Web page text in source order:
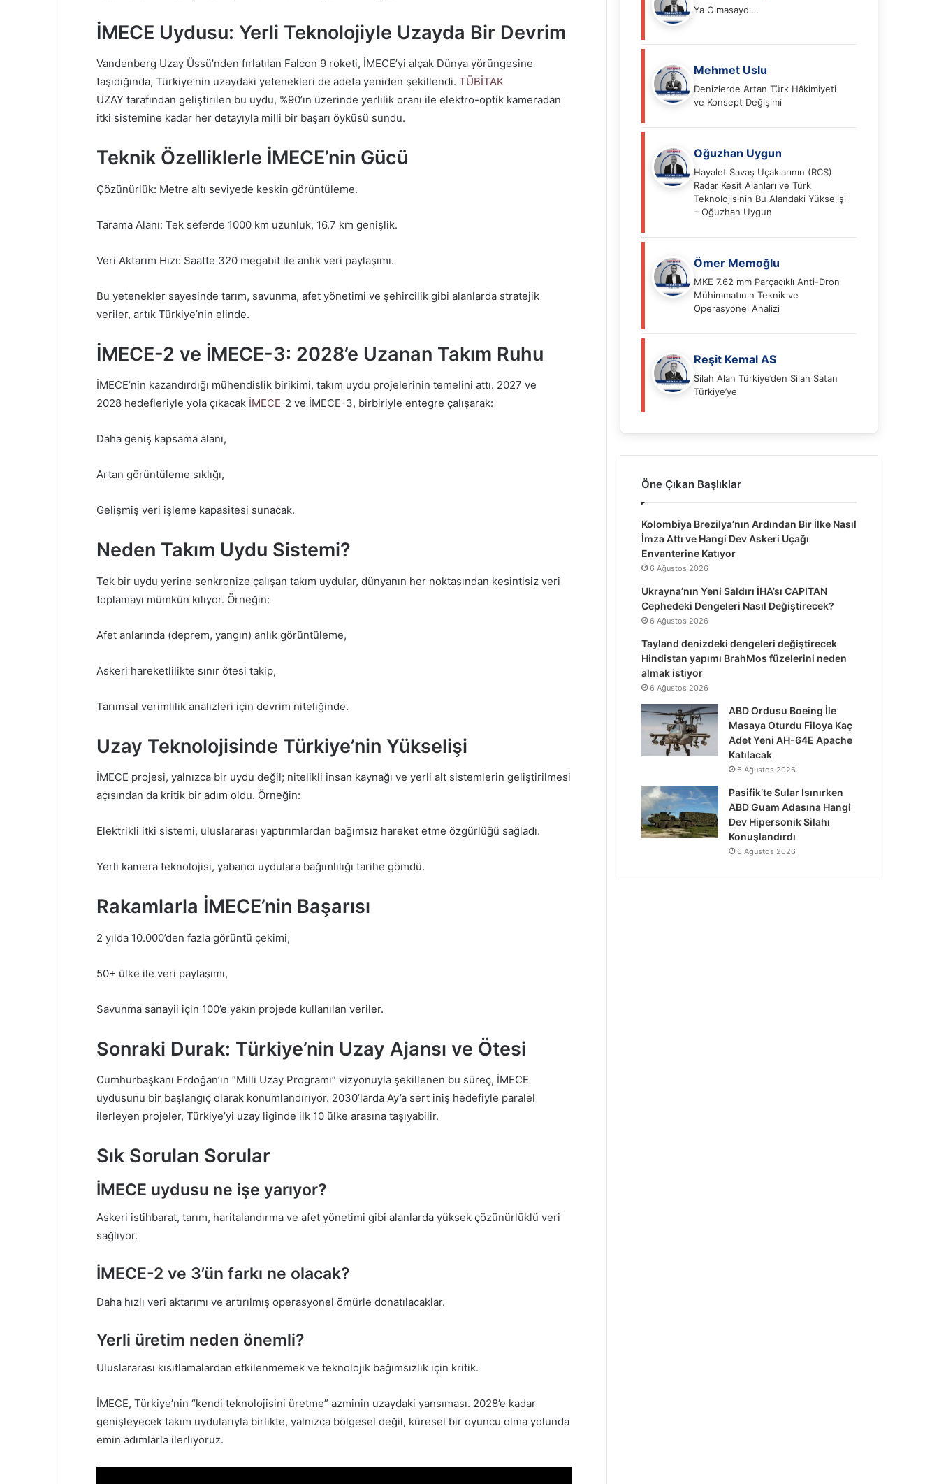
İMECE Uydusu: Yerli Teknolojiyle Uzayda Bir Devrim
Vandenberg Uzay Üssü’nden fırlatılan Falcon 9 roketi, İMECE’yi alçak Dünya yörüngesine
taşıdığında, Türkiye’nin uzaydaki yetenekleri de adeta yeniden şekillendi. TÜBİTAK
UZAY tarafından geliştirilen bu uydu, %90’ın üzerinde yerlilik oranı ile elektro-optik kameradan
itki sistemine kadar her detayıyla milli bir başarı öyküsü sundu.
Teknik Özelliklerle İMECE’nin Gücü
Çözünürlük: Metre altı seviyede keskin görüntüleme.
Tarama Alanı: Tek seferde 1000 km uzunluk, 16.7 km genişlik.
Veri Aktarım Hızı: Saatte 320 megabit ile anlık veri paylaşımı.
Bu yetenekler sayesinde tarım, savunma, afet yönetimi ve şehircilik gibi alanlarda stratejik
veriler, artık Türkiye’nin elinde.
İMECE-2 ve İMECE-3: 2028’e Uzanan Takım Ruhu
İMECE’nin kazandırdığı mühendislik birikimi, takım uydu projelerinin temelini attı. 2027 ve
2028 hedefleriyle yola çıkacak İMECE-2 ve İMECE-3, birbiriyle entegre çalışarak:
Daha geniş kapsama alanı,
Artan görüntüleme sıklığı,
Gelişmiş veri işleme kapasitesi sunacak.
Neden Takım Uydu Sistemi?
Tek bir uydu yerine senkronize çalışan takım uydular, dünyanın her noktasından kesintisiz veri
toplamayı mümkün kılıyor. Örneğin:
Afet anlarında (deprem, yangın) anlık görüntüleme,
Askeri hareketlilikte sınır ötesi takip,
Tarımsal verimlilik analizleri için devrim niteliğinde.
Uzay Teknolojisinde Türkiye’nin Yükselişi
İMECE projesi, yalnızca bir uydu değil; nitelikli insan kaynağı ve yerli alt sistemlerin geliştirilmesi
açısından da kritik bir adım oldu. Örneğin:
Elektrikli itki sistemi, uluslararası yaptırımlardan bağımsız hareket etme özgürlüğü sağladı.
Yerli kamera teknolojisi, yabancı uydulara bağımlılığı tarihe gömdü.
Rakamlarla İMECE’nin Başarısı
2 yılda 10.000’den fazla görüntü çekimi,
50+ ülke ile veri paylaşımı,
Savunma sanayii için 100’e yakın projede kullanılan veriler.
Sonraki Durak: Türkiye’nin Uzay Ajansı ve Ötesi
Cumhurbaşkanı Erdoğan’ın “Milli Uzay Programı” vizyonuyla şekillenen bu süreç, İMECE
uydusunu bir başlangıç olarak konumlandırıyor. 2030’larda Ay’a sert iniş hedefiyle paralel
ilerleyen projeler, Türkiye’yi uzay liginde ilk 10 ülke arasına taşıyabilir.
Sık Sorulan Sorular
İMECE uydusu ne işe yarıyor?
Askeri istihbarat, tarım, haritalandırma ve afet yönetimi gibi alanlarda yüksek çözünürlüklü veri
sağlıyor.
İMECE-2 ve 3’ün farkı ne olacak?
Daha hızlı veri aktarımı ve artırılmış operasyonel ömürle donatılacaklar.
Yerli üretim neden önemli?
Uluslararası kısıtlamalardan etkilenmemek ve teknolojik bağımsızlık için kritik.
İMECE, Türkiye’nin “kendi teknolojisini üretme” azminin uzaydaki yansıması. 2028’e kadar
genişleyecek takım uydularıyla birlikte, yalnızca bölgesel değil, küresel bir oyuncu olma yolunda
emin adımlarla ilerliyoruz.
Ya Olmasaydı…
Mehmet Uslu
Denizlerde Artan Türk Hâkimiyeti
ve Konsept Değişimi
Oğuzhan Uygun
Hayalet Savaş Uçaklarının (RCS)
Radar Kesit Alanları ve Türk
Teknolojisinin Bu Alandaki Yükselişi
– Oğuzhan Uygun
Ömer Memoğlu
MKE 7.62 mm Parçacıklı Anti-Dron
Mühimmatının Teknik ve
Operasyonel Analizi
Reşit Kemal AS
Silah Alan Türkiye’den Silah Satan
Türkiye’ye
Öne Çıkan Başlıklar
Kolombiya Brezilya’nın Ardından Bir İlke Nasıl
İmza Attı ve Hangi Dev Askeri Uçağı
Envanterine Katıyor
6 Ağustos 2026
Ukrayna’nın Yeni Saldırı İHA’sı CAPITAN
Cephedeki Dengeleri Nasıl Değiştirecek?
6 Ağustos 2026
Tayland denizdeki dengeleri değiştirecek
Hindistan yapımı BrahMos füzelerini neden
almak istiyor
6 Ağustos 2026
ABD Ordusu Boeing İle
Masaya Oturdu Filoya Kaç
Adet Yeni AH-64E Apache
Katılacak
6 Ağustos 2026
Pasifik’te Sular Isınırken
ABD Guam Adasına Hangi
Dev Hipersonik Silahı
Konuşlandırdı
6 Ağustos 2026